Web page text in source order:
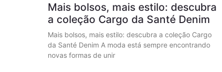
Mais bolsos, mais estilo: descubra
a coleção Cargo da Santé Denim
Mais bolsos, mais estilo: descubra a coleção Cargo
da Santé Denim A moda está sempre encontrando
novas formas de unir